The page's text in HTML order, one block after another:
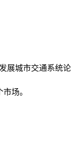
展城市交通系统论
场。